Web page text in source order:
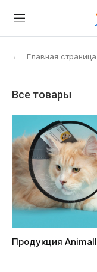
← Главная страница
Все товары
Продукция Animall